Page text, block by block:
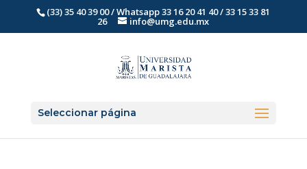
(33) 35 40 39 00 / Whatsapp 33 16 20 41 40 / 33 15 33 81
26 info@umg.edu.mx
Seleccionar página